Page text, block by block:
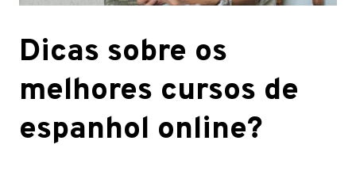
Dicas sobre os
melhores cursos de
espanhol online?